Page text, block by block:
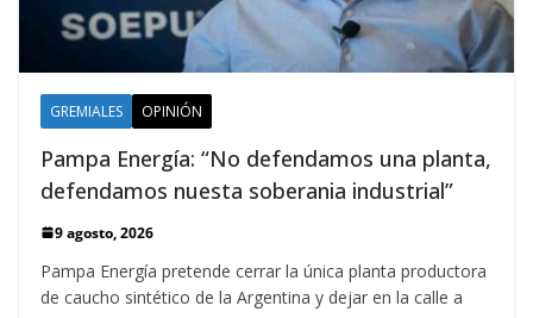
GREMIALES OPINIÓN
Pampa Energía: “No defendamos una planta,
defendamos nuesta soberania industrial”
9 agosto, 2026
Pampa Energía pretende cerrar la única planta productora
de caucho sintético de la Argentina y dejar en la calle a